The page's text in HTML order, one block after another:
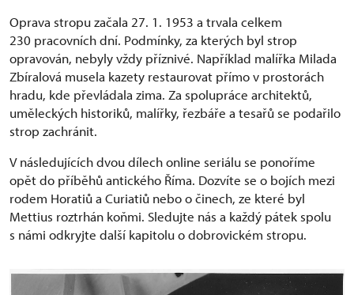
Oprava stropu začala 27. 1. 1953 a trvala celkem
230 pracovních dní. Podmínky, za kterých byl strop
opravován, nebyly vždy příznivé. Například malířka Milada
Zbíralová musela kazety restaurovat přímo v prostorách
hradu, kde převládala zima. Za spolupráce architektů,
uměleckých historiků, malířky, řezbáře a tesařů se podařilo
strop zachránit.
V následujících dvou dílech online seriálu se ponoříme
opět do příběhů antického Říma. Dozvíte se o bojích mezi
rodem Horatiů a Curiatiů nebo o činech, ze které byl
Mettius roztrhán koňmi. Sledujte nás a každý pátek spolu
s námi odkryjte další kapitolu o dobrovickém stropu.